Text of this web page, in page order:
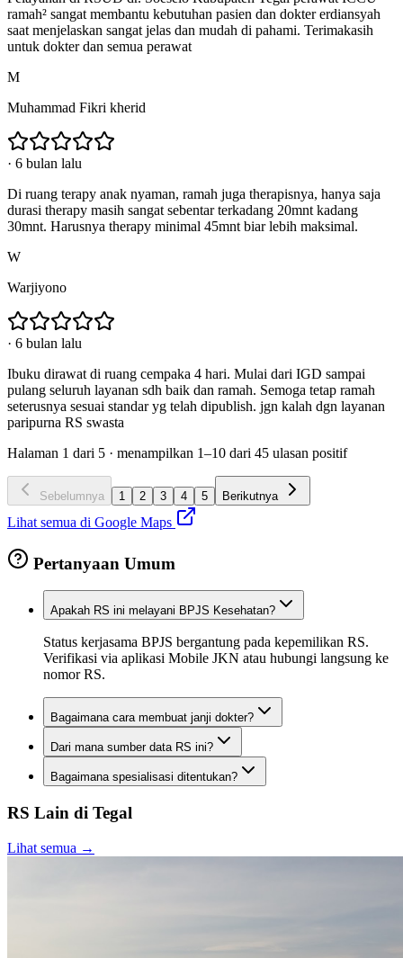
ramah² sangat membantu kebutuhan pasien dan dokter erdiansyah
saat menjelaskan sangat jelas dan mudah di pahami. Terimakasih
untuk dokter dan semua perawat
M
Muhammad Fikri kherid
· 6 bulan lalu
Di ruang terapy anak nyaman, ramah juga therapisnya, hanya saja
durasi therapy masih sangat sebentar terkadang 20mnt kadang
30mnt. Harusnya therapy minimal 45mnt biar lebih maksimal.
W
Warjiyono
· 6 bulan lalu
Ibuku dirawat di ruang cempaka 4 hari. Mulai dari IGD sampai
pulang seluruh layanan sdh baik dan ramah. Semoga tetap ramah
seterusnya sesuai standar yg telah dipublish. jgn kalah dgn layanan
paripurna RS swasta
Halaman 1 dari 5 · menampilkan 1–10 dari 45 ulasan positif
Sebelumnya 1 2 3 4 5 Berikutnya
Lihat semua di Google Maps
Pertanyaan Umum
Apakah RS ini melayani BPJS Kesehatan?
Status kerjasama BPJS bergantung pada kepemilikan RS.
Verifikasi via aplikasi Mobile JKN atau hubungi langsung ke
nomor RS.
Bagaimana cara membuat janji dokter?
Dari mana sumber data RS ini?
Bagaimana spesialisasi ditentukan?
RS Lain di Tegal
Lihat semua →